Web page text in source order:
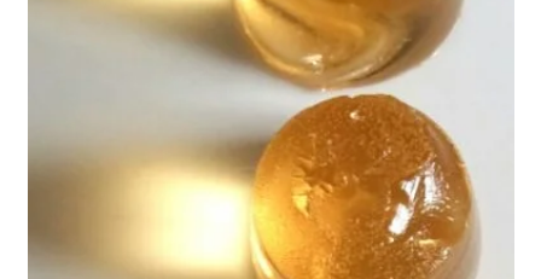
סוכרים
ההרגל מתחיל מיום היוולדנו. הפיתוי למתוק חזק מאיתנו, זה הטעם
הראשון שאנחנו טועמים בחלב אם. לא רק סיפוק בלוטות הטעם והצורך
במתיקות מנחמת חיונית לנו, אלא שהסוכר הוא חלק מקבוצת פחמימות
המהוות חשיבות רבה בתזונת האדם להפקת אנרגיה לתאים, לפעילות
המוח, למבנים שונים בגוף כגון DNA ועוד. האומנם סוכרים נמצאים כמעט
בכל מזון כך שבאמת אין צורך לצרוך סוכר, אבל בתרבות השפע האנינה
שלנו הסוכר וממתיקים אחרים נמצאים כמעט בכל מזון ומזווה. חשוב